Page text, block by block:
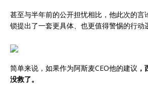
甚至与半年前的公开担忧相比，他此次的言
锁提出了一套更具体、也更值得警惕的行动
简单来说，如果作为阿斯麦CEO他的建议
没救了。